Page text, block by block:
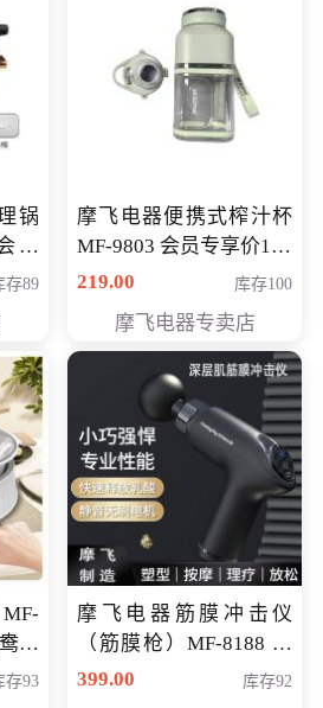
锅
员
存89
摩飞电器便携式榨汁杯
MF-9803 会员专享价138
元
219.00 库存100
摩飞电器专卖店
锅
价
存93
摩飞电器筋膜冲击仪
（筋膜枪）MF-8188 会
员专享价268元
399.00 库存92